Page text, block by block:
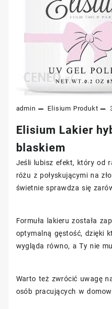
admin Elisium Produkt
Elisium Lakier
blaskiem
Jeśli lubisz efekt, który od
różu z połyskującymi na
świetnie sprawdza się
Formuła lakieru została
optymalną gęstość, dzięki
wygląda równo, a Ty nie
Warto też zwrócić uwagę
osób pracujących w